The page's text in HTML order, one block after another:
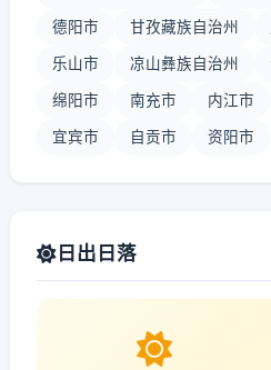
德阳市 甘孜藏族自治州
乐山市 凉山彝族自治州
绵阳市 南充市 内江市
宜宾市 自贡市 资阳市
日出日落